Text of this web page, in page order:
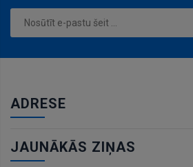
ADRESE
JAUNĀKĀS ZIŅAS